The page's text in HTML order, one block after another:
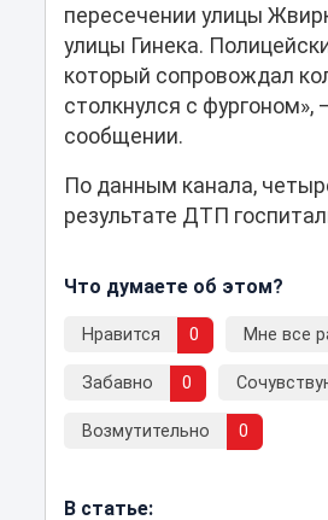
пересечении улицы
улицы Гинека.
который сопровождал
столкнулся с фургоном»,
сообщении.
По данным канала,
результате ДТП
Что думаете об этом?
Нравится 0 Мне все
Забавно 0
Возмутительно 0
В статье: